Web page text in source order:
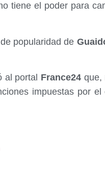
tiene el poder para
popularidad de
al portal France24que,
impuestas por el